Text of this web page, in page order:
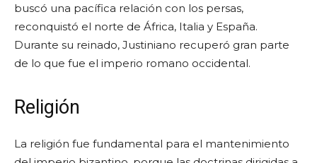
buscó una pacífica relación con los persas,
reconquistó el norte de África, Italia y España.
Durante su reinado, Justiniano recuperó gran parte
de lo que fue el imperio romano occidental.
Religión
La religión fue fundamental para el mantenimiento